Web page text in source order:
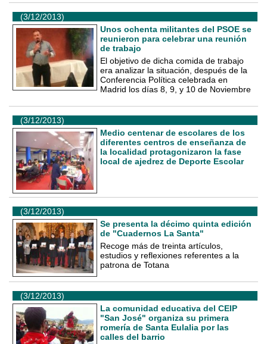
(3/12/2013)
Unos ochenta militantes del PSOE se
reunieron para celebrar una reunión
de trabajo
El objetivo de dicha comida de trabajo
era analizar la situación, después de la
Conferencia Política celebrada en
Madrid los días 8, 9, y 10 de Noviembre
(3/12/2013)
Medio centenar de escolares de los
diferentes centros de enseñanza de
la localidad protagonizaron la fase
local de ajedrez de Deporte Escolar
(3/12/2013)
Se presenta la décimo quinta edición
de "Cuadernos La Santa"
Recoge más de treinta artículos,
estudios y reflexiones referentes a la
patrona de Totana
(3/12/2013)
La comunidad educativa del CEIP
"San José" organiza su primera
romería de Santa Eulalia por las
calles del barrio